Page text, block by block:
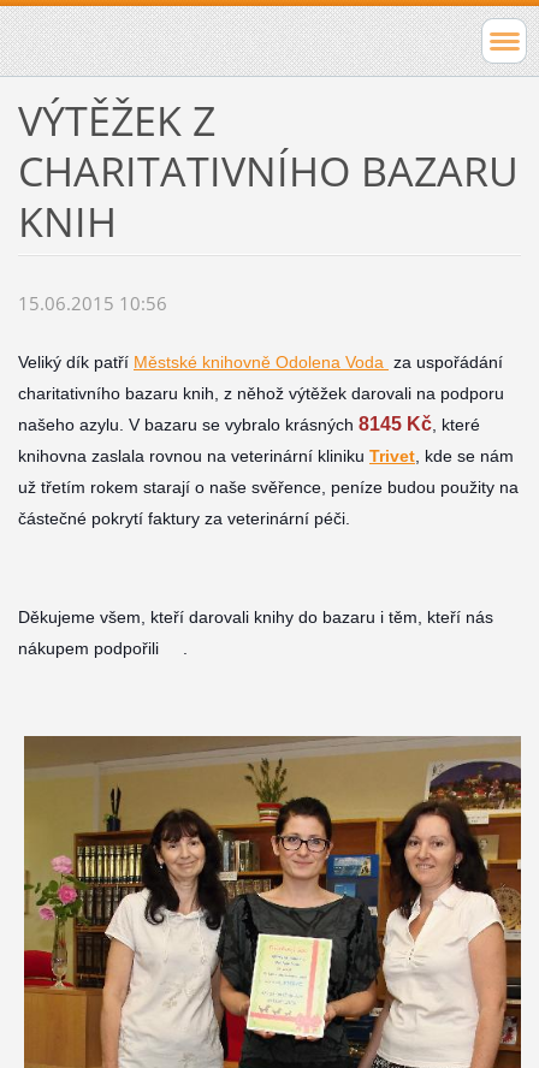
VÝTĚŽEK Z
CHARITATIVNÍHO BAZARU
KNIH
15.06.2015 10:56
Veliký dík patří Městské knihovně Odolena Voda za uspořádání
charitativního bazaru knih, z něhož výtěžek darovali na podporu
našeho azylu. V bazaru se vybralo krásných 8145 Kč, které
knihovna zaslala rovnou na veterinární kliniku Trivet, kde se nám
už třetím rokem starají o naše svěřence, peníze budou použity na
částečné pokrytí faktury za veterinární péči.
Děkujeme všem, kteří darovali knihy do bazaru i těm, kteří nás
nákupem podpořili